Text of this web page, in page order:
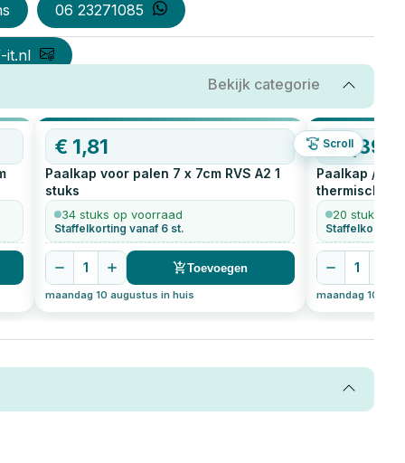
06 23271085
it.nl
Bekijk categorie
Scroll
€ 1,81
Paalkap voor palen 7 x 7cm RVS A2 1
stuks
34 stuks op voorraad
Staffelkorting vanaf 6 st.
1 Toevoegen
maandag 10 augustus in huis
OP=OP
€1,39
Paalkap /
thermisch
20 stuks op
Staffelkorting
1
maandag 10